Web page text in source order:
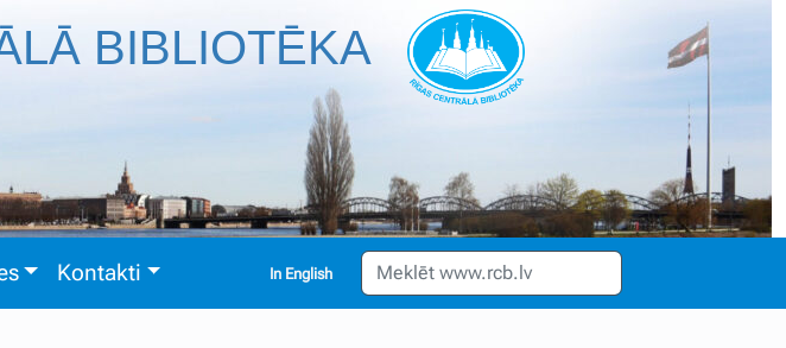
BIBLIOTĒKA
Kontakti English